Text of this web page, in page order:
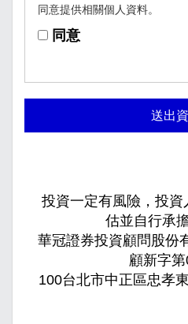
同意提供相關個人資料。
同意
送出
投資一定有風險，投
估並自行承
華冠證券投資顧問股份
顧新字
100台北市中正區忠孝